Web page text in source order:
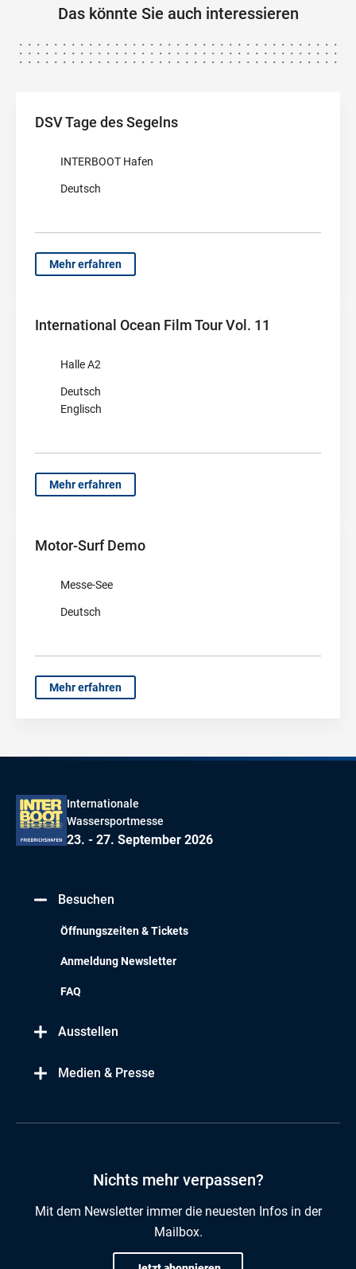
Das könnte Sie auch interessieren
DSV Tage des Segelns
INTERBOOT Hafen
Deutsch
Mehr erfahren
International Ocean Film Tour Vol. 11
Halle A2
Deutsch
Englisch
Mehr erfahren
Motor-Surf Demo
Messe-See
Deutsch
Mehr erfahren
Internationale
Wassersportmesse
23. - 27. September 2026
Besuchen
Öffnungszeiten & Tickets
Anmeldung Newsletter
FAQ
Ausstellen
Medien & Presse
Nichts mehr verpassen?
Mit dem Newsletter immer die neuesten Infos in der
Mailbox.